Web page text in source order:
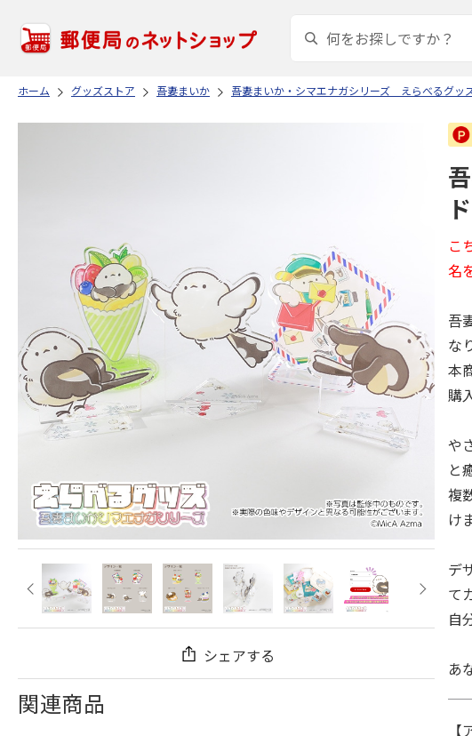
ホーム グッズストア 吾妻まいか 吾妻まいか・シマエナガシリーズ えらべるグッ
シェアする
関連商品
こ
名
吾
な
本
購
や
と
複
け
デ
て
自
あ